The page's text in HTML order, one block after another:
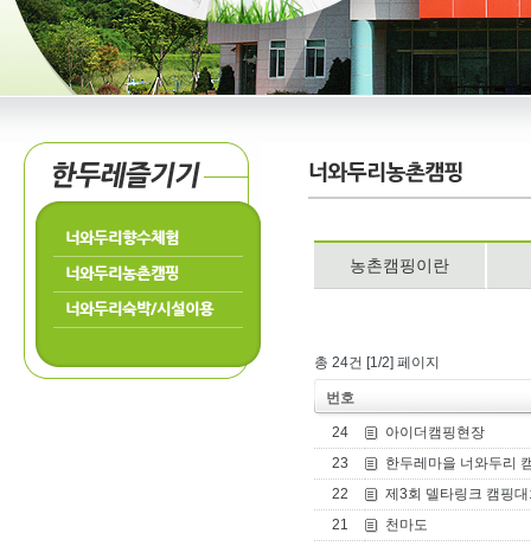
너와두리향수체험
너와두리농촌캠핑
너와두리숙박/시설이용
농촌캠핑이란
총 24건 [1/2] 페이지
번호
24
아이더캠핑현장
23
한두레마을 너와두리
22
제3회 델타링크 캠핑
21
천마도